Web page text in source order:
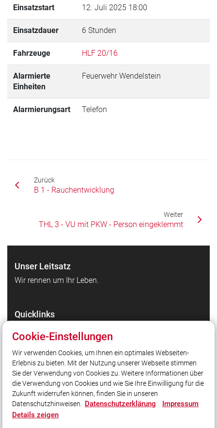
Einsatzstart 12. Juli 2025 18:00
Einsatzdauer 6 Stunden
Fahrzeuge HLF 20/16
Alarmierte
Einheiten
Feuerwehr Wendelstein
Alarmierungsart Telefon
Zurück
B 1 - Rauchentwicklung
Weiter
THL 3 - VU mit PKW - Person eingeklemmt
Unser Leitsatz
Wir rennen um Ihr Leben.
Quicklinks
Markt Wendelstein
Landkreis Roth
LFV Bayern
Administration
Social Media
Cookie-Einstellungen
Wir verwenden Cookies, um Ihnen ein optimales Webseiten-
Erlebnis zu bieten. Mit der Nutzung unserer Webseite stimmen
Sie der Verwendung von Cookies zu. Weitere Informationen über
die Verwendung von Cookies und wie Sie Ihre Einwilligung für die
Zukunft widerrufen können, finden Sie in unseren
Datenschutzhinweisen. Datenschutzerklärung
Impressum
Details zeigen